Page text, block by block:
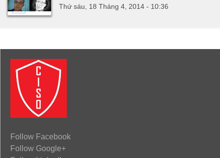
Thứ sáu, 18 Tháng 4, 2014 - 10:36
Follow Facebook
Follow Google+